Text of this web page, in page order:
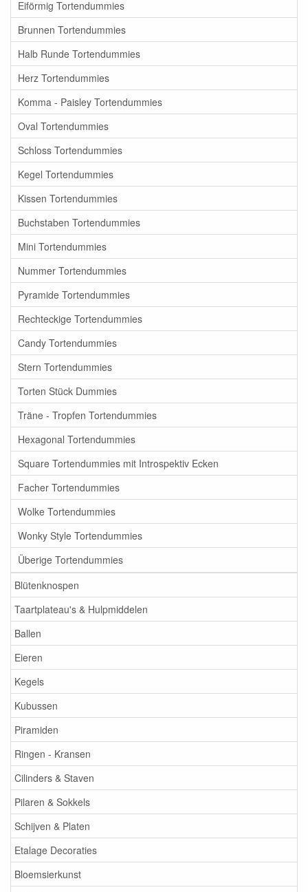
Eiförmig Tortendummies
Brunnen Tortendummies
Halb Runde Tortendummies
Herz Tortendummies
Komma - Paisley Tortendummies
Oval Tortendummies
Schloss Tortendummies
Kegel Tortendummies
Kissen Tortendummies
Buchstaben Tortendummies
Mini Tortendummies
Nummer Tortendummies
Pyramide Tortendummies
Rechteckige Tortendummies
Candy Tortendummies
Stern Tortendummies
Torten Stück Dummies
Träne - Tropfen Tortendummies
Hexagonal Tortendummies
Square Tortendummies mit Introspektiv Ecken
Facher Tortendummies
Wolke Tortendummies
Wonky Style Tortendummies
Überige Tortendummies
Blütenknospen
Taartplateau's & Hulpmiddelen
Ballen
Eieren
Kegels
Kubussen
Piramiden
Ringen - Kransen
Cilinders & Staven
Pilaren & Sokkels
Schijven & Platen
Etalage Decoraties
Bloemsierkunst